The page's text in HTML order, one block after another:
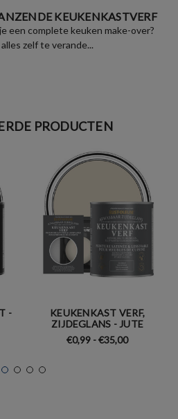
KEUKENKASTVERF
een complete keuken make-over?
zelf te verande...
PRODUCTEN
-
KEUKENKAST VERF,
ZIJDEGLANS - JUTE
€0,99 - €35,00